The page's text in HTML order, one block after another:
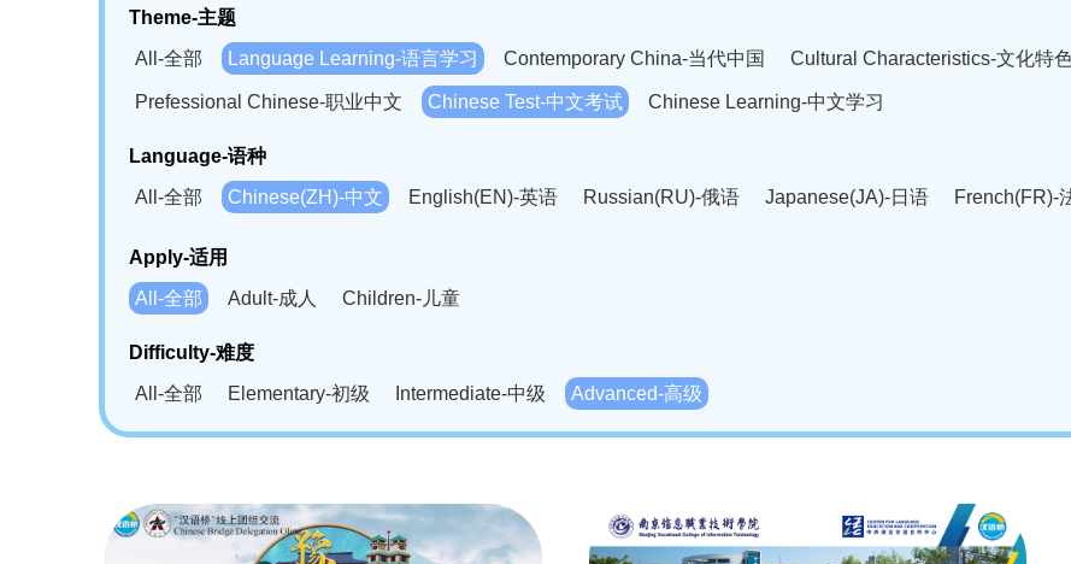
Theme-主题
All-全部
Language Learning-语言学习 Contemporary China-当代中国 Cultural Characteristics-文化特
Prefessional Chinese-职业中文 Chinese Test-中文考试 Chinese Learning-中文学习
Language-语种
All-全部
Chinese(ZH)-中文 English(EN)-英语 Russian(RU)-俄语 Japanese(JA)-日语 French(FR)-
Bahasa Melayu(MS)-马来语
Swahili(SW)-斯瓦西里语
Kampuchea(KH)-柬埔寨语
Apply-适用
All-全部
Adult-成人 Children-儿童
Difficulty-难度
All-全部
Elementary-初级 Intermediate-中级 Advanced-高级